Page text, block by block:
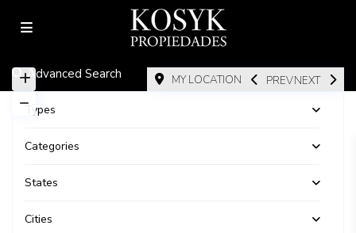
MY LOCATION PREVNEXT
Advanced Search
Types
Categories
States
Cities